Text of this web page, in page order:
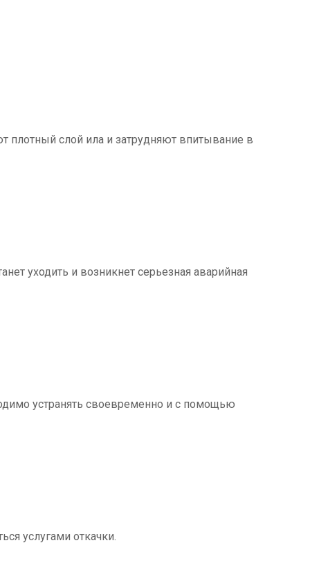
плотный слой ила и затрудняют впитывание в
уходить и возникнет серьезная аварийная
устранять своевременно и с помощью
услугами откачки.